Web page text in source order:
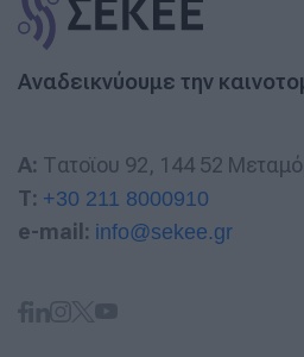
Αναδεικνύουμε την
A: Τατοϊου 92, 144 52
T: +30 211 8000910
e-mail: info@sekee.gr